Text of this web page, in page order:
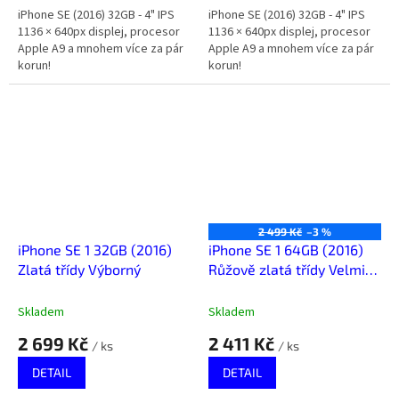
iPhone SE (2016) 32GB - 4" IPS
1136 × 640px displej, procesor
Apple A9 a mnohem více za pár
korun!
iPhone SE (2016) 32GB - 4" IPS
1136 × 640px displej, procesor
Apple A9 a mnohem více za pár
korun!
iPhone SE 1 32GB (2016)
Zlatá třídy Výborný
Skladem
2 699 Kč / ks
DETAIL
2 499 Kč –3 %
iPhone SE 1 64GB (2016)
Růžově zlatá třídy Velmi
Skladem
2 411 Kč / ks
DETAIL